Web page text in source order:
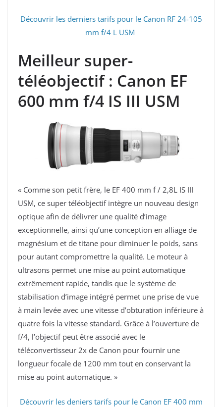
Découvrir les derniers tarifs pour le Canon RF 24-105
mm f/4 L USM
Meilleur super-
téléobjectif : Canon EF
600 mm f/4 IS III USM
« Comme son petit frère, le EF 400 mm f / 2,8L IS III
USM, ce super téléobjectif intègre un nouveau design
optique afin de délivrer une qualité d’image
exceptionnelle, ainsi qu’une conception en alliage de
magnésium et de titane pour diminuer le poids, sans
pour autant compromettre la qualité. Le moteur à
ultrasons permet une mise au point automatique
extrêmement rapide, tandis que le système de
stabilisation d’image intégré permet une prise de vue
à main levée avec une vitesse d’obturation inférieure à
quatre fois la vitesse standard. Grâce à l’ouverture de
f/4, l’objectif peut être associé avec le
téléconvertisseur 2x de Canon pour fournir une
longueur focale de 1200 mm tout en conservant la
mise au point automatique. »
Découvrir les deniers tarifs pour le Canon EF 400 mm